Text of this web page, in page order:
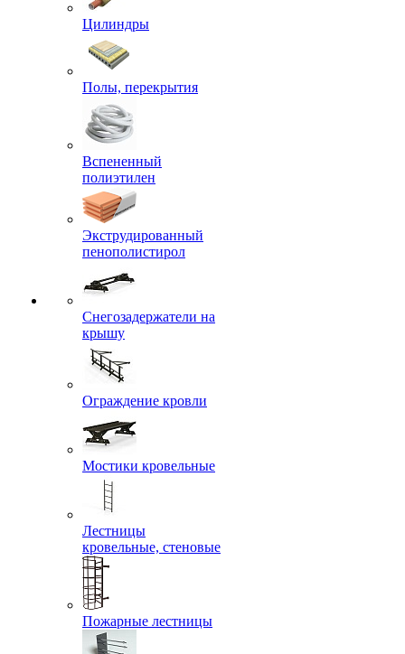
Цилиндры
Полы, перекрытия
Вспененный
полиэтилен
Экструдированный
пенополистирол
Снегозадержатели на
крышу
Ограждение кровли
Мостики кровельные
Лестницы
кровельные, стеновые
Пожарные лестницы